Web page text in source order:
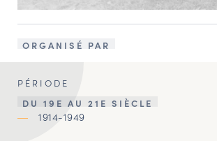
ORGANISÉ PAR
PÉRIODE
DU 19E AU 21E SIÈCLE
1914-1949